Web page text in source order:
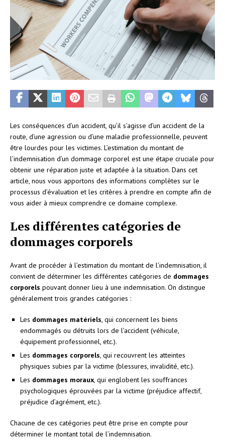
Les conséquences d’un accident, qu’il s’agisse d’un accident de la
route, d’une agression ou d’une maladie professionnelle, peuvent
être lourdes pour les victimes. L’estimation du montant de
l’indemnisation d’un dommage corporel est une étape cruciale pour
obtenir une réparation juste et adaptée à la situation. Dans cet
article, nous vous apportons des informations complètes sur le
processus d’évaluation et les critères à prendre en compte afin de
vous aider à mieux comprendre ce domaine complexe.
Les différentes catégories de
dommages corporels
Avant de procéder à l’estimation du montant de l’indemnisation, il
convient de déterminer les différentes catégories de dommages
corporels pouvant donner lieu à une indemnisation. On distingue
généralement trois grandes catégories :
Les dommages matériels, qui concernent les biens
endommagés ou détruits lors de l’accident (véhicule,
équipement professionnel, etc.).
Les dommages corporels, qui recouvrent les atteintes
physiques subies par la victime (blessures, invalidité, etc.).
Les dommages moraux, qui englobent les souffrances
psychologiques éprouvées par la victime (préjudice affectif,
préjudice d’agrément, etc.).
Chacune de ces catégories peut être prise en compte pour
déterminer le montant total de l’indemnisation.